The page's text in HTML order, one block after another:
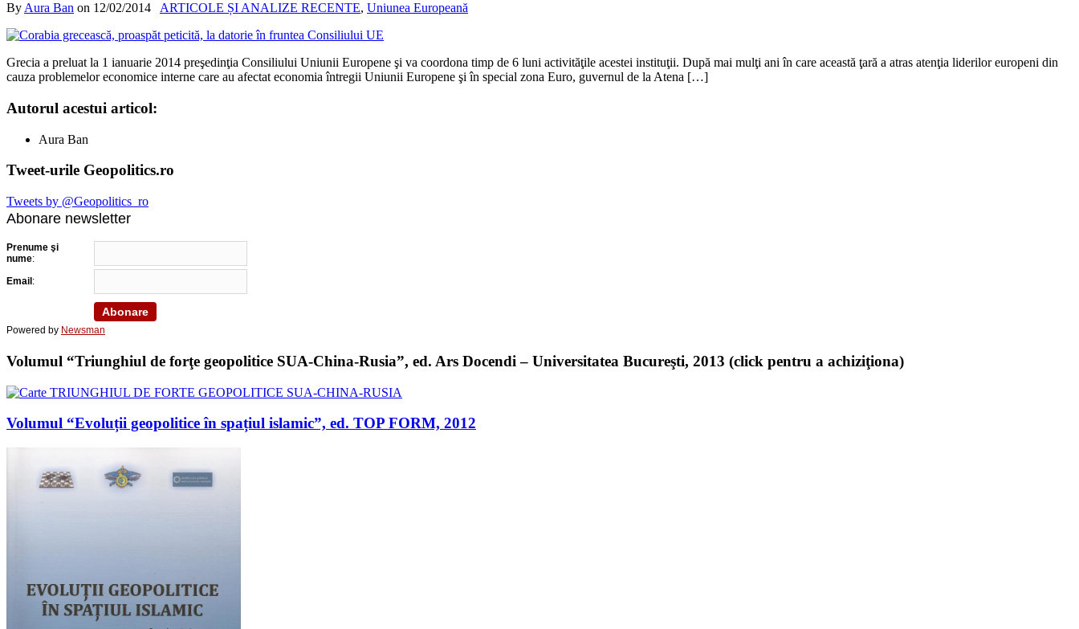
By Aura Ban on 12/02/2014 ARTICOLE ȘI ANALIZE RECENTE, Uniunea Europeană
Grecia a preluat la 1 ianuarie 2014 preşedinţia Consiliului Uniunii Europene şi va coordona timp de 6 luni activităţile acestei instituţii. După mai mulţi ani în care această ţară a atras atenţia liderilor europeni din
cauza problemelor economice interne care au afectat economia întregii Uniunii Europene şi în special zona Euro, guvernul de la Atena […]
Autorul acestui articol:
Aura Ban
Tweet-urile Geopolitics.ro
Tweets by @Geopolitics_ro
Abonare newsletter
Prenume şi
nume:
Email :
Powered by Newsman
Volumul “Triunghiul de forţe geopolitice SUA-China-Rusia”, ed. Ars Docendi – Universitatea Bucureşti, 2013 (click pentru a achiziţiona)
Volumul “Evoluții geopolitice în spațiul islamic”, ed. TOP FORM, 2012